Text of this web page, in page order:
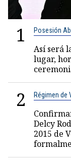
1 Posesión
Así será
lugar,
2 Régimen de
Delcy
2015 de